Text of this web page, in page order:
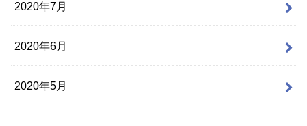
2020年7月
2020年6月
2020年5月